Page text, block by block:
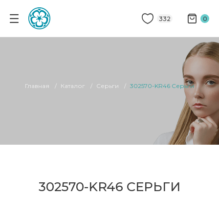
332 0
Главная Каталог Серьги 302570-KR46 Серьги
302570-KR46 СЕРЬГИ